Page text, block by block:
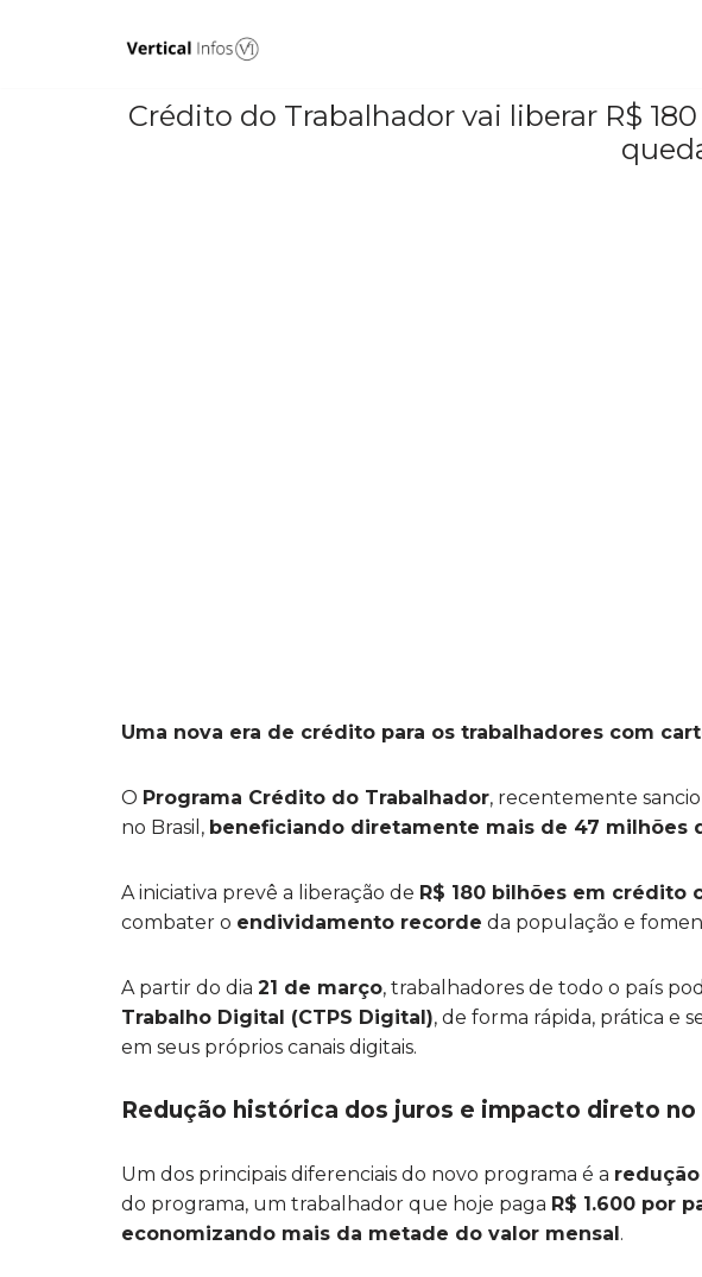
Crédito do Trabalhador vai liberar R$
Uma nova era de crédito para os trabalhadores com
O Programa Crédito do Trabalhador, recentemente
no Brasil, beneficiando diretamente mais de 47 milhões
A iniciativa prevê a liberação de R$ 180 bilhões em crédito
combater o endividamento recorde da população e
A partir do dia 21 de março, trabalhadores de todo o país
Trabalho Digital (CTPS Digital), de forma rápida, prática e
em seus próprios canais digitais.
Redução histórica dos juros e impacto direto
Um dos principais diferenciais do novo programa é a
do programa, um trabalhador que hoje paga R$ 1.600 por
economizando mais da metade do valor mensal.